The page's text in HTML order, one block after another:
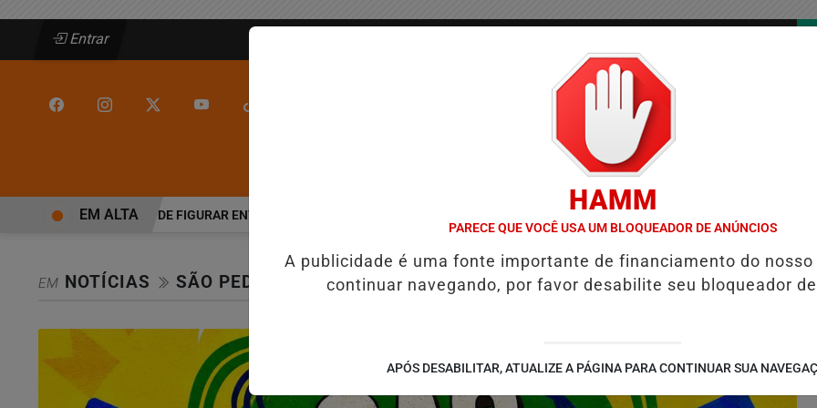
Entrar
/ PUBLICIDADES LEGAIS
JEQUIÉ DEIXA DE FIGURAR ENTRE AS CINCO CIDADES MAIS VIOLENTAS DO BRASIL E CAI PARA A 6ª POSIÇÃO EM NOVO ANUÁRIO
EM ALTA
EM NOTÍCIAS SÃO PEDRO
HAMM
PARECE QUE VOCÊ USA UM BLOQUEADOR DE ANÚNCIOS
A publicidade é uma fonte importante de financiamento do nosso
continuar navegando, por favor desabilite seu bloqueador
APÓS DESABILITAR, ATUALIZE A PÁGINA PARA CONTINUAR SUA